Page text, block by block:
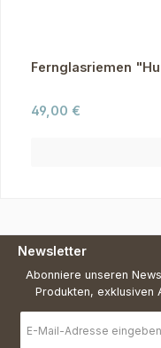
Fernglasriemen
Regulärer Preis:
49,00 €
Newsletter
Abonniere unseren
Produkten, exklusiven
Mail-